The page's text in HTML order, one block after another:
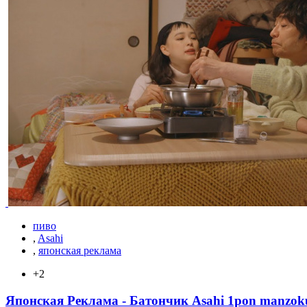
пиво
, Asahi
, японская реклама
+2
Японская Реклама - Батончик Asahi 1pon